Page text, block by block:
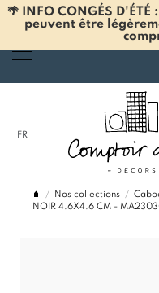
🌴 INFO CONGÉS
peuvent être
FR
Nos collections
NOIR 4.6X4.6 CM -